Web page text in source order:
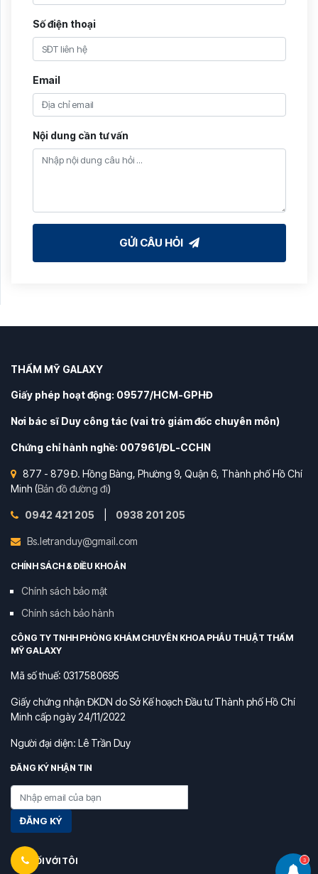
3
Số điện thoại
Email
Nội dung cần tư vấn
GỬI CÂU HỎI
THẨM MỸ GALAXY
Giấy phép hoạt động: 09577/HCM-GPHĐ
Nơi bác sĩ Duy công tác (vai trò giám đốc chuyên môn)
Chứng chỉ hành nghề: 007961/ĐL-CCHN
877 - 879 Đ. Hồng Bàng, Phường 9, Quận 6, Thành phố Hồ Chí
Minh (Bản đồ đường đi)
0942 421 205 0938 201 205
Bs.letranduy@gmail.com
CHÍNH SÁCH & ĐIỀU KHOẢN
Chính sách bảo mật
Chính sách bảo hành
CÔNG TY TNHH PHÒNG KHÁM CHUYÊN KHOA PHẪU THUẬT THẨM
MỸ GALAXY
Mã số thuế: 0317580695
Giấy chứng nhận ĐKDN do Sở Kế hoạch Đầu tư Thành phố Hồ Chí
Minh cấp ngày 24/11/2022
Người đại diện: Lê Trần Duy
ĐĂNG KÝ NHẬN TIN
ĐĂNG KÝ
KẾT NỐI VỚI TÔI